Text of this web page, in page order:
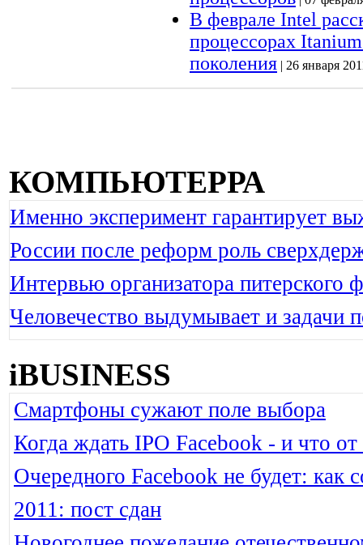
В феврале Intel
процессорах
поколения | 26 января
КОМПЬЮТЕРРА
Именно эксперимент гарантирует
России после реформ роль
Интервью организатора питерского
Человечество выдумывает и задачи
iBUSINESS
Смартфоны сужают поле выбора
Когда ждать IPO Facebook - и что от
Очередного Facebook не будет: как
2011: пост сдан